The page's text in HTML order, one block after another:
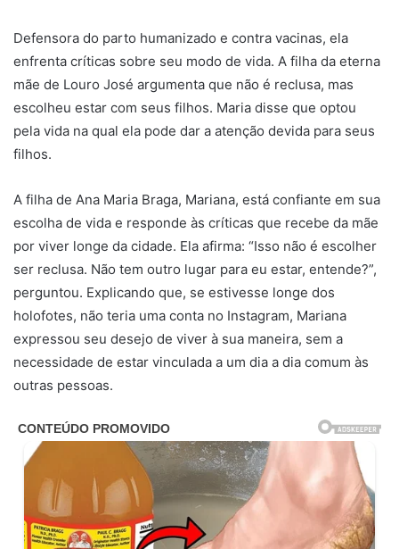
Defensora do parto humanizado e contra vacinas, ela
enfrenta críticas sobre seu modo de vida. A filha da eterna
mãe de Louro José argumenta que não é reclusa, mas
escolheu estar com seus filhos. Maria disse que optou
pela vida na qual ela pode dar a atenção devida para seus
filhos.
A filha de Ana Maria Braga, Mariana, está confiante em sua
escolha de vida e responde às críticas que recebe da mãe
por viver longe da cidade. Ela afirma: “Isso não é escolher
ser reclusa. Não tem outro lugar para eu estar, entende?”,
perguntou. Explicando que, se estivesse longe dos
holofotes, não teria uma conta no Instagram, Mariana
expressou seu desejo de viver à sua maneira, sem a
necessidade de estar vinculada a um dia a dia comum às
outras pessoas.